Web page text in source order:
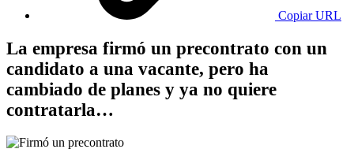
Copiar URL
La empresa firmó un precontrato con un
candidato a una vacante, pero ha
cambiado de planes y ya no quiere
contratarla…